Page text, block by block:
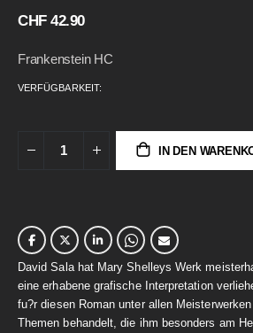
CHF 42.90
Frankenstein HC
VERFÜGBARKEIT:
IN DEN
David Sala hat Mary Shelleys Werk
eine erhabene grafische Interpretation
fu?r diesen Roman unter allen
Themen behandelt, die ihm besonders am
images
images